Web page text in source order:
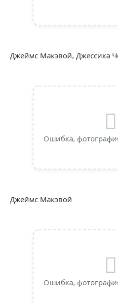
Джеймс Макэвой, Джессика
Ошибка,
Джеймс Макэвой
Ошибка,